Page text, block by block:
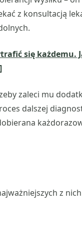
z konsultacją
się każdemu.
zaleci mu
dalszej
z